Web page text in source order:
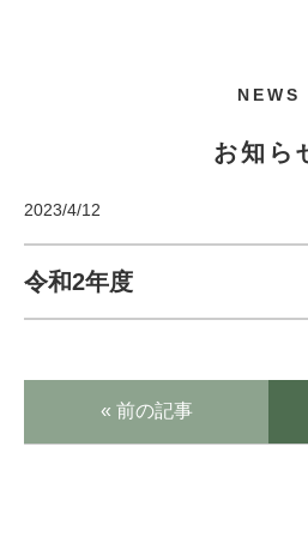
NEWS
お知ら
2023/4/12
令和2年度
« 前の記事